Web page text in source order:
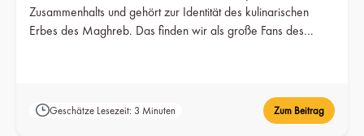
Zusammenhalts und gehört zur Identität des kulinarischen
Erbes des Maghreb. Das finden wir als große Fans des
Geschätze Lesezeit: 3 Minuten Zum Beitrag